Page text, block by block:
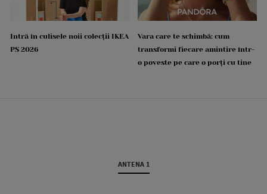
Intră în culisele noii colecții IKEA
PS 2026
Vara care te schimbă: cum
transformi fiecare amintire într-
o poveste pe care o porți cu tine
ANTENA 1